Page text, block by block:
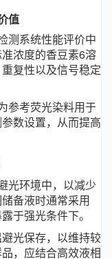
值
测系统性能评价中
浓度的香豆素6溶
复性以及信号稳定
参考荧光染料用于
数设置，从而提高
光环境中，以减少
备液时通常采用
于强光条件下。
光保存，以维持较
，应结合高效液相